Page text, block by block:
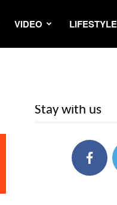
VIDEO LIFESTYLE
Stay with us